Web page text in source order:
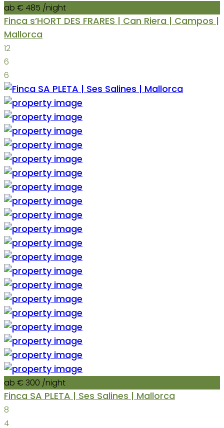
ab € 485 /night
Finca s’HORT DES FRARES | Can Riera | Campos |
Mallorca
12
6
6
ab € 300 /night
Finca SA PLETA | Ses Salines | Mallorca
8
4